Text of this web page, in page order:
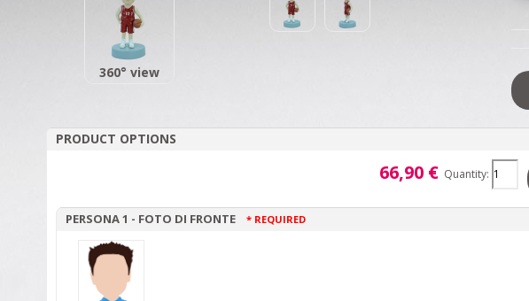
360° view
PRODUCT OPTIONS
66,90 € Quantity:
PERSONA 1 - FOTO DI FRONTE * REQUIRED